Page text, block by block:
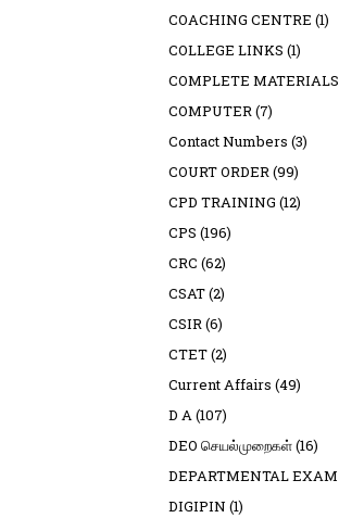
COACHING CENTRE (1)
COLLEGE LINKS (1)
COMPLETE MATERIALS
COMPUTER(7)
Contact Numbers (3)
COURT ORDER(99)
CPD TRAINING (12)
CPS (196)
CRC (62)
CSAT(2)
CSIR(6)
CTET(2)
Current Affairs (49)
D A(107)
DEO செயல்முறைகள்(16)
DEPARTMENTAL EXAM
DIGIPIN (1)